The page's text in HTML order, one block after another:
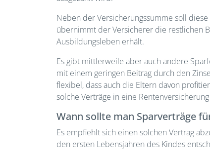
Neben der Versicherungssumme soll
übernimmt der Versicherer die restlichen
Ausbildungsleben erhält.
Es gibt mittlerweile aber auch andere
mit einem geringen Beitrag durch den
flexibel, dass auch die Eltern davon
solche Verträge in eine
Wann sollte man Sparverträge
Es empfiehlt sich einen solchen Vertrag
den ersten Lebensjahren des Kindes